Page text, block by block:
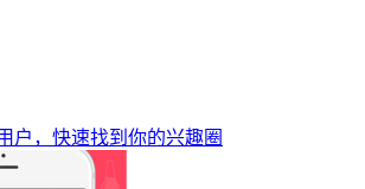
户，快速找到你的兴趣圈